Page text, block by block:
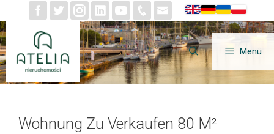
Inhalt
springen
Menü
Wohnung Zu Verkaufen 80 M²